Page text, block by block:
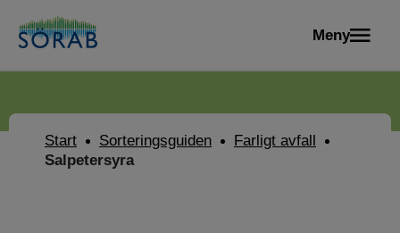
Meny
Start Sorteringsguiden
Farligt avfall
Salpetersyra